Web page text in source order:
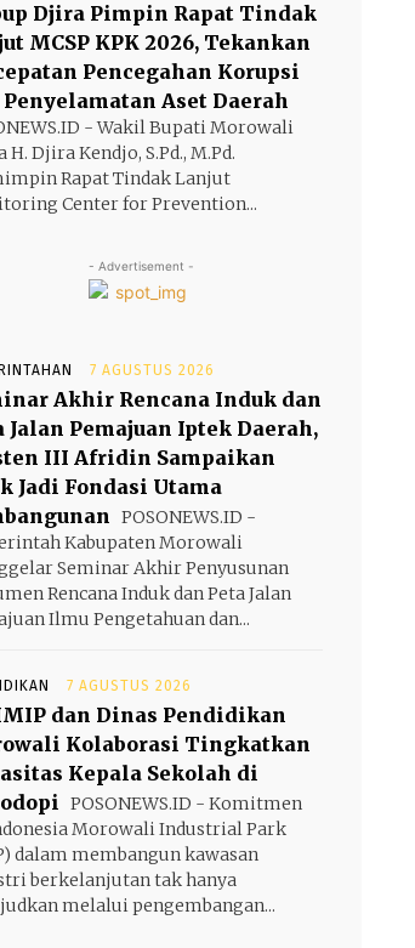
Djira Pimpin Rapat Tindak
MCSP KPK 2026, Tekankan
Pencegahan Korupsi
Penyelamatan Aset Daerah
- Wakil Bupati Morowali
H. Djira Kendjo, S.Pd., M.Pd.
Rapat Tindak Lanjut
Center for Prevention...
- Advertisement -
7 AGUSTUS 2026
Akhir Rencana Induk dan
Jalan Pemajuan Iptek Daerah,
III Afridin Sampaikan
Jadi Fondasi Utama
POSONEWS.ID -
Kabupaten Morowali
Seminar Akhir Penyusunan
Rencana Induk dan Peta Jalan
Ilmu Pengetahuan dan...
7 AGUSTUS 2026
dan Dinas Pendidikan
Kolaborasi Tingkatkan
Kepala Sekolah di
POSONEWS.ID - Komitmen
Morowali Industrial Park
dalam membangun kawasan
berkelanjutan tak hanya
melalui pengembangan...